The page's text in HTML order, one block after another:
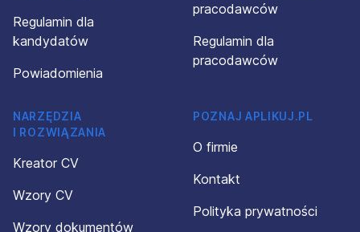
Regulamin dla
kandydatów
Powiadomienia
pracodawców
Regulamin dla
pracodawców
NARZĘDZIA
I ROZWIĄZANIA
Kreator CV
Wzory CV
Wzory dokumentów
POZNAJ APLIKUJ.PL
O firmie
Kontakt
Polityka prywatności